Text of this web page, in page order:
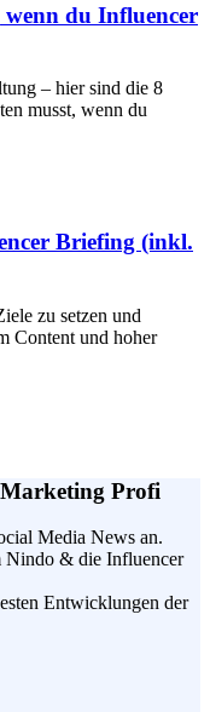
wenn du Influencer
– hier sind die 8
musst, wenn du
Briefing (inkl.
zu setzen und
Content und hoher
Profi
Media News an.
Nindo & die Influencer
Entwicklungen der